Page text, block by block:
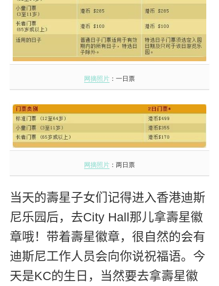
网摘照片 ：一日票
网摘照片 ：两日票
当天的壽星子女们记得进入香港迪斯
尼乐园后，去City Hall那儿拿壽星徽
章哦！带着壽星徽章，很自然的会有
迪斯尼工作人员会向你说祝福语。今
天是KC的生日，当然要去拿壽星徽